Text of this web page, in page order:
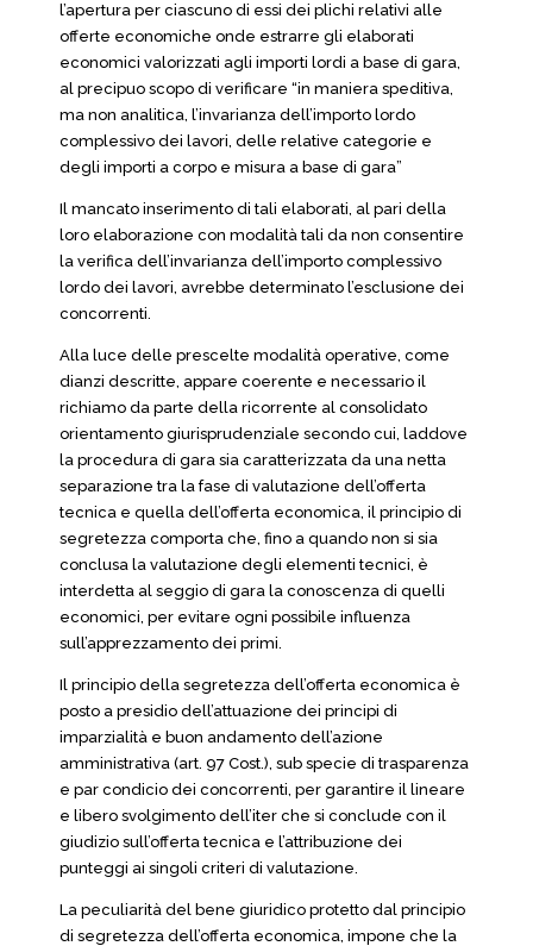
l’apertura per ciascuno di essi dei plichi relativi alle
offerte economiche onde estrarre gli elaborati
economici valorizzati agli importi lordi a base di gara,
al precipuo scopo di verificare “in maniera speditiva,
ma non analitica, l’invarianza dell’importo lordo
complessivo dei lavori, delle relative categorie e
degli importi a corpo e misura a base di gara”
Il mancato inserimento di tali elaborati, al pari della
loro elaborazione con modalità tali da non consentire
la verifica dell’invarianza dell’importo complessivo
lordo dei lavori, avrebbe determinato l’esclusione dei
concorrenti.
Alla luce delle prescelte modalità operative, come
dianzi descritte, appare coerente e necessario il
richiamo da parte della ricorrente al consolidato
orientamento giurisprudenziale secondo cui, laddove
la procedura di gara sia caratterizzata da una netta
separazione tra la fase di valutazione dell’offerta
tecnica e quella dell’offerta economica, il principio di
segretezza comporta che, fino a quando non si sia
conclusa la valutazione degli elementi tecnici, è
interdetta al seggio di gara la conoscenza di quelli
economici, per evitare ogni possibile influenza
sull’apprezzamento dei primi.
Il principio della segretezza dell’offerta economica è
posto a presidio dell’attuazione dei principi di
imparzialità e buon andamento dell’azione
amministrativa (art. 97 Cost.), sub specie di trasparenza
e par condicio dei concorrenti, per garantire il lineare
e libero svolgimento dell’iter che si conclude con il
giudizio sull’offerta tecnica e l’attribuzione dei
punteggi ai singoli criteri di valutazione.
La peculiarità del bene giuridico protetto dal principio
di segretezza dell’offerta economica, impone che la